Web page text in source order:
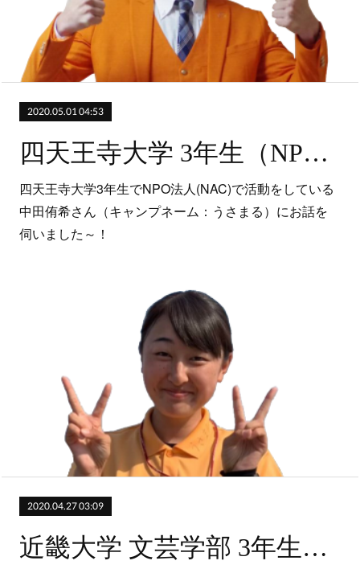
2020.05.01 04:53
四天王寺大学 3年生（NPO法人ナック(NAC)）
四天王寺大学3年生でNPO法人(NAC)で活動をしている
中田侑希さん（キャンプネーム：うさまる）にお話を
伺いました～！
2020.04.27 03:09
近畿大学 文芸学部 3年生（学生団体はちのじ）